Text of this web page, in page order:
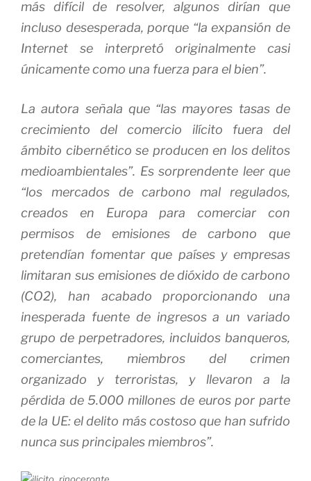
más difícil de resolver, algunos dirían que
incluso desesperada, porque “la expansión de
Internet se interpretó originalmente casi
únicamente como una fuerza para el bien”.
La autora señala que “las mayores tasas de
crecimiento del comercio ilícito fuera del
ámbito cibernético se producen en los delitos
medioambientales”. Es sorprendente leer que
“los mercados de carbono mal regulados,
creados en Europa para comerciar con
permisos de emisiones de carbono que
pretendían fomentar que países y empresas
limitaran sus emisiones de dióxido de carbono
(CO2), han acabado proporcionando una
inesperada fuente de ingresos a un variado
grupo de perpetradores, incluidos banqueros,
comerciantes, miembros del crimen
organizado y terroristas, y llevaron a la
pérdida de 5.000 millones de euros por parte
de la UE: el delito más costoso que han sufrido
nunca sus principales miembros”.